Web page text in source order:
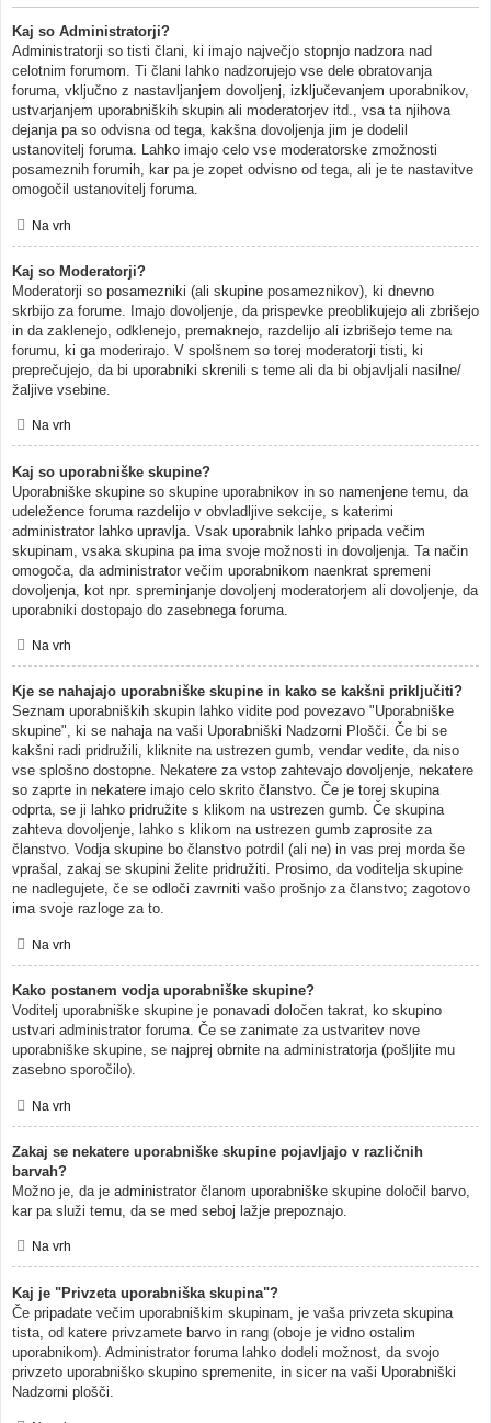
Kaj so Administratorji?
Administratorji so tisti člani, ki imajo največjo stopnjo nadzora nad
celotnim forumom. Ti člani lahko nadzorujejo vse dele obratovanja
foruma, vključno z nastavljanjem dovoljenj, izključevanjem uporabnikov,
ustvarjanjem uporabniških skupin ali moderatorjev itd., vsa ta njihova
dejanja pa so odvisna od tega, kakšna dovoljenja jim je dodelil
ustanovitelj foruma. Lahko imajo celo vse moderatorske zmožnosti
posameznih forumih, kar pa je zopet odvisno od tega, ali je te nastavitve
omogočil ustanovitelj foruma.
Na vrh
Kaj so Moderatorji?
Moderatorji so posamezniki (ali skupine posameznikov), ki dnevno
skrbijo za forume. Imajo dovoljenje, da prispevke preoblikujejo ali zbrišejo
in da zaklenejo, odklenejo, premaknejo, razdelijo ali izbrišejo teme na
forumu, ki ga moderirajo. V spolšnem so torej moderatorji tisti, ki
preprečujejo, da bi uporabniki skrenili s teme ali da bi objavljali nasilne/
žaljive vsebine.
Na vrh
Kaj so uporabniške skupine?
Uporabniške skupine so skupine uporabnikov in so namenjene temu, da
udeležence foruma razdelijo v obvladljive sekcije, s katerimi
administrator lahko upravlja. Vsak uporabnik lahko pripada večim
skupinam, vsaka skupina pa ima svoje možnosti in dovoljenja. Ta način
omogoča, da administrator večim uporabnikom naenkrat spremeni
dovoljenja, kot npr. spreminjanje dovoljenj moderatorjem ali dovoljenje, da
uporabniki dostopajo do zasebnega foruma.
Na vrh
Kje se nahajajo uporabniške skupine in kako se kakšni priključiti?
Seznam uporabniških skupin lahko vidite pod povezavo "Uporabniške
skupine", ki se nahaja na vaši Uporabniški Nadzorni Plošči. Če bi se
kakšni radi pridružili, kliknite na ustrezen gumb, vendar vedite, da niso
vse splošno dostopne. Nekatere za vstop zahtevajo dovoljenje, nekatere
so zaprte in nekatere imajo celo skrito članstvo. Če je torej skupina
odprta, se ji lahko pridružite s klikom na ustrezen gumb. Če skupina
zahteva dovoljenje, lahko s klikom na ustrezen gumb zaprosite za
članstvo. Vodja skupine bo članstvo potrdil (ali ne) in vas prej morda še
vprašal, zakaj se skupini želite pridružiti. Prosimo, da voditelja skupine
ne nadlegujete, če se odloči zavrniti vašo prošnjo za članstvo; zagotovo
ima svoje razloge za to.
Na vrh
Kako postanem vodja uporabniške skupine?
Voditelj uporabniške skupine je ponavadi določen takrat, ko skupino
ustvari administrator foruma. Če se zanimate za ustvaritev nove
uporabniške skupine, se najprej obrnite na administratorja (pošljite mu
zasebno sporočilo).
Na vrh
Zakaj se nekatere uporabniške skupine pojavljajo v različnih
barvah?
Možno je, da je administrator članom uporabniške skupine določil barvo,
kar pa služi temu, da se med seboj lažje prepoznajo.
Na vrh
Kaj je "Privzeta uporabniška skupina"?
Če pripadate večim uporabniškim skupinam, je vaša privzeta skupina
tista, od katere privzamete barvo in rang (oboje je vidno ostalim
uporabnikom). Administrator foruma lahko dodeli možnost, da svojo
privzeto uporabniško skupino spremenite, in sicer na vaši Uporabniški
Nadzorni plošči.